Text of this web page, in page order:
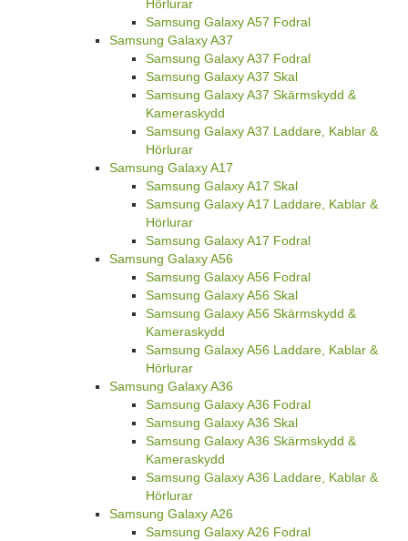
Hörlurar
Samsung Galaxy A57 Fodral
Samsung Galaxy A37
Samsung Galaxy A37 Fodral
Samsung Galaxy A37 Skal
Samsung Galaxy A37 Skärmskydd &
Kameraskydd
Samsung Galaxy A37 Laddare, Kablar &
Hörlurar
Samsung Galaxy A17
Samsung Galaxy A17 Skal
Samsung Galaxy A17 Laddare, Kablar &
Hörlurar
Samsung Galaxy A17 Fodral
Samsung Galaxy A56
Samsung Galaxy A56 Fodral
Samsung Galaxy A56 Skal
Samsung Galaxy A56 Skärmskydd &
Kameraskydd
Samsung Galaxy A56 Laddare, Kablar &
Hörlurar
Samsung Galaxy A36
Samsung Galaxy A36 Fodral
Samsung Galaxy A36 Skal
Samsung Galaxy A36 Skärmskydd &
Kameraskydd
Samsung Galaxy A36 Laddare, Kablar &
Hörlurar
Samsung Galaxy A26
Samsung Galaxy A26 Fodral